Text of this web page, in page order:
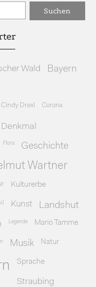
Wald Bayern
Cindy Drexl Corona
Denkmal
Flora Geschichte
Wartner
Kulturerbe
Kunst Landshut
Legende Mario Tamme
Musik Natur
Sprache
Straubing